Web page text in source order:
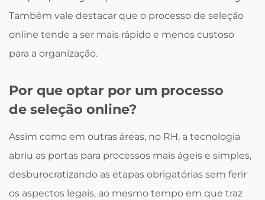
Também vale destacar que o processo de seleção
online tende a ser mais rápido e menos custoso
para a organização.
Por que optar por um processo
de seleção online?
Assim como em outras áreas, no RH, a tecnologia
abriu as portas para processos mais ágeis e simples,
desburocratizando as etapas obrigatórias sem ferir
os aspectos legais, ao mesmo tempo em que traz